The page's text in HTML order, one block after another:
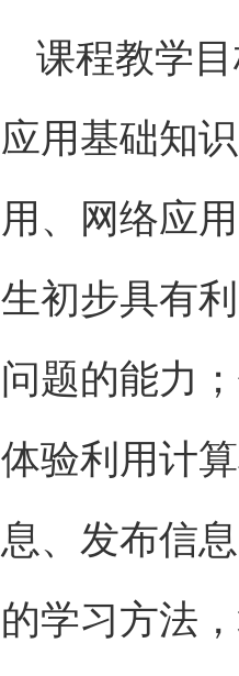
课程教学
应用基础知
用、网络应
生初步具有
问题的能力
体验利用计
息、发布信
的学习方法